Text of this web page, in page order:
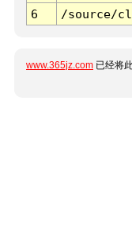
6
/source/
www.365jz.com 已经将